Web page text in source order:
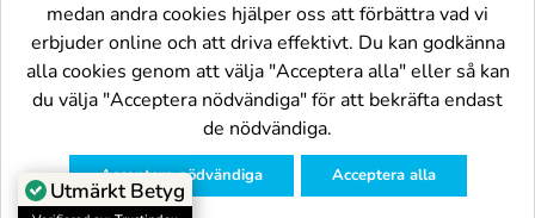
Följ oss
© Billackering.eu 2024
Utmärkt Betyg
medan andra cookies hjälper oss att förbättra vad vi
erbjuder online och att driva effektivt. Du kan godkänna
alla cookies genom att välja "Acceptera alla" eller så kan
du välja "Acceptera nödvändiga" för att bekräfta endast
de nödvändiga.
Acceptera nödvändiga Acceptera alla